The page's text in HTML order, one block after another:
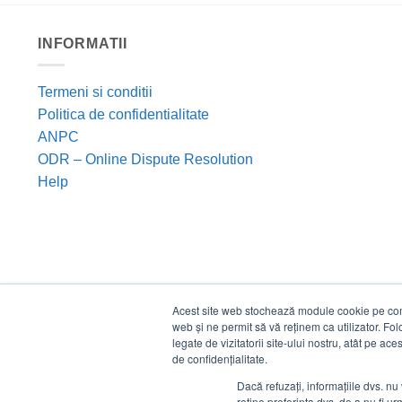
Acest site web stochează module cookie pe
web și ne permit să vă reținem ca utilizator.
legate de vizitatorii site-ului nostru, atât pe
de confidențialitate.
Dacă refuzați, informațiile dvs.
INFORMATII
Termeni si conditii
Politica de confidentialitate
ANPC
ODR – Online Dispute Resolution
Help